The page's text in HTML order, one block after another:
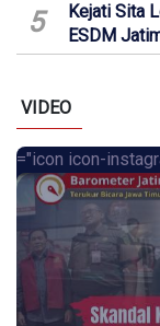
5
Kejati Sita
ESDM
VIDEO
="icon icon-